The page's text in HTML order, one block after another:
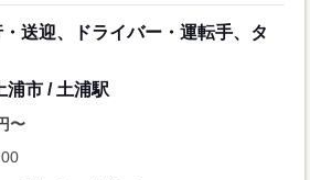
送迎、ドライバー・運転手、タ
浦市 / 土浦駅
〜